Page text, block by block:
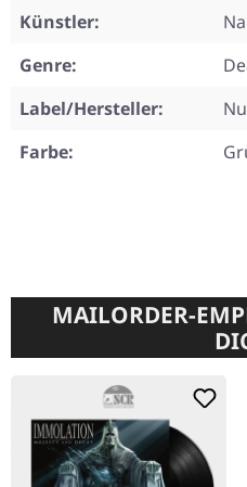
Künstler:
Genre:
Label/Hersteller:
Farbe:
MAILORDER-